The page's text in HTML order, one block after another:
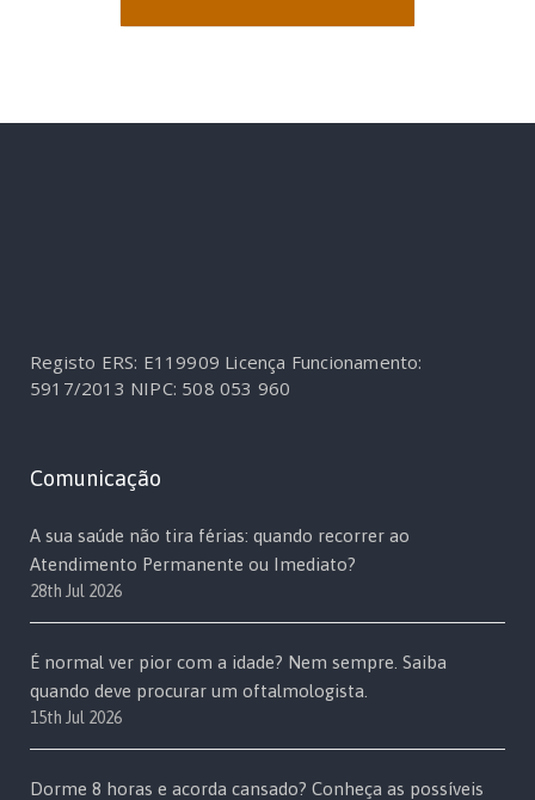
Registo ERS: E119909 Licença Funcionamento:
5917/2013 NIPC: 508 053 960
Comunicação
A sua saúde não tira férias: quando recorrer ao
Atendimento Permanente ou Imediato?
28th Jul 2026
É normal ver pior com a idade? Nem sempre. Saiba
quando deve procurar um oftalmologista.
15th Jul 2026
Dorme 8 horas e acorda cansado? Conheça as possíveis